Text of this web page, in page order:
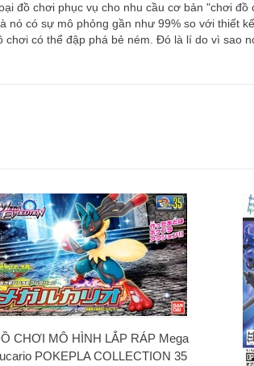
đồ chơi phục vụ cho nhu cầu cơ bản "chơi
nó có sự mô phỏng gần như 99% so với thiết
có thể đập phá bẻ ném. Đó là lí do vì sao
CHƠI MÔ HÌNH LẮP RÁP Mega
POKEPLA COLLECTION 35